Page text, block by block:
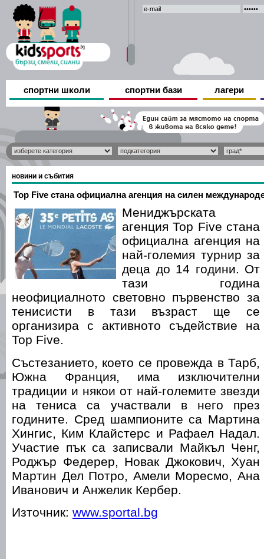
спортни школи спортни бази лагери
новини и събития
Top Five стана официална агенция на силен
Мениджърската
агенция Top Five стана
официална агенция на
най-големия турнир за
деца до 14 години. От
тази година
неофициалното световно първенство за
тенисисти в тази възраст ще се
организира с активното съдействие на
Top Five.
Състезанието, което се провежда в Тарб,
Южна Франция, има изключителни
традиции и някои от най-големите звезди
на тениса са участвали в него през
годините. Сред шампионите са Мартина
Хингис, Ким Клайстерс и Рафаел Надал.
Участие пък са записвали Майкъл Ченг,
Роджър Федерер, Новак Джокович, Хуан
Мартин Дел Потро, Амели Моресмо, Ана
Иванович и Анжелик Кербер.
Източник: www.sportal.bg